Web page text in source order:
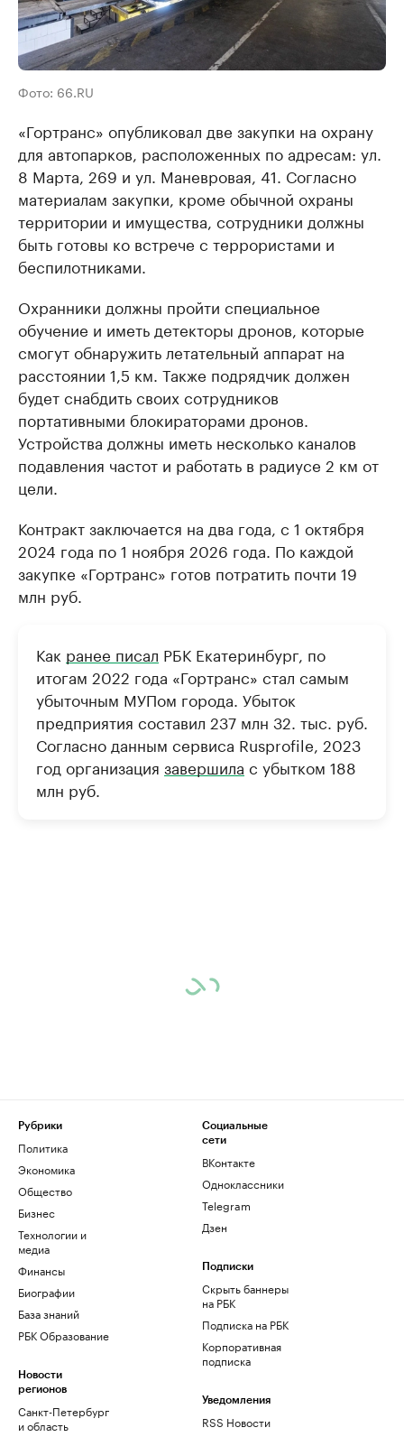
Фото: 66.RU
«Гортранс» опубликовал две закупки на охрану
для автопарков, расположенных по адресам: ул.
8 Марта, 269 и ул. Маневровая, 41. Согласно
материалам закупки, кроме обычной охраны
территории и имущества, сотрудники должны
быть готовы ко встрече с террористами и
беспилотниками.
Охранники должны пройти специальное
обучение и иметь детекторы дронов, которые
смогут обнаружить летательный аппарат на
расстоянии 1,5 км. Также подрядчик должен
будет снабдить своих сотрудников
портативными блокираторами дронов.
Устройства должны иметь несколько каналов
подавления частот и работать в радиусе 2 км от
цели.
Контракт заключается на два года, с 1 октября
2024 года по 1 ноября 2026 года. По каждой
закупке «Гортранс» готов потратить почти 19
млн руб.
Как ранее писал РБК Екатеринбург, по
итогам 2022 года «Гортранс» стал самым
убыточным МУПом города. Убыток
предприятия составил 237 млн 32. тыс. руб.
Согласно данным сервиса Rusprofile, 2023
год организация завершила с убытком 188
млн руб.
Рубрики
Политика
Экономика
Общество
Бизнес
Технологии и
медиа
Финансы
Биографии
База знаний
РБК Образование
Новости
регионов
Санкт-Петербург
и область
Социальные
сети
ВКонтакте
Одноклассники
Telegram
Дзен
Подписки
Скрыть баннеры
на РБК
Подписка на РБК
Корпоративная
подписка
Уведомления
RSS Новости